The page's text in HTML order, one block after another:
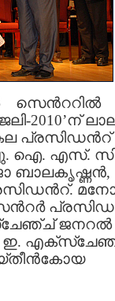
സെന്‍ററില്‍
2010’ന്
പ്രസിഡന്‍റ്
ഐ. എസ്.
ബാലകൃഷ്ണന്‍,
ജനറല്‍
ഇ.